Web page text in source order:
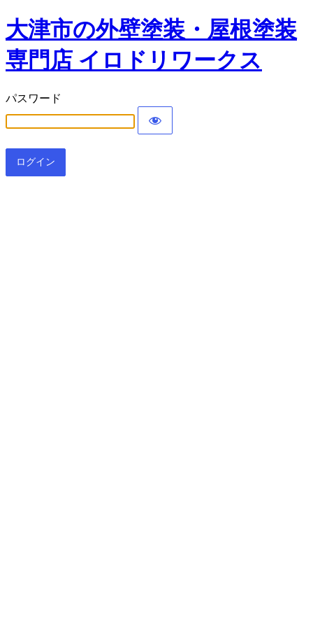
大津市の外壁塗装・屋根塗装
専門店 イロドリワークス
パスワード